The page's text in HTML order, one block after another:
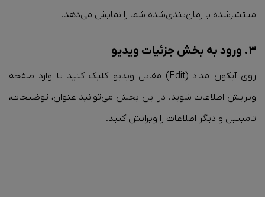
منتشرشده یا زمان‌بندی‌شده شما را نمایش می‌دهد.
۳. ورود به بخش جزئیات ویدیو
روی آیکون مداد (Edit) مقابل ویدیو کلیک کنید تا وارد صفحه
ویرایش اطلاعات شوید. در این بخش می‌توانید عنوان، توضیحات،
تامبنیل و دیگر اطلاعات را ویرایش کنید.